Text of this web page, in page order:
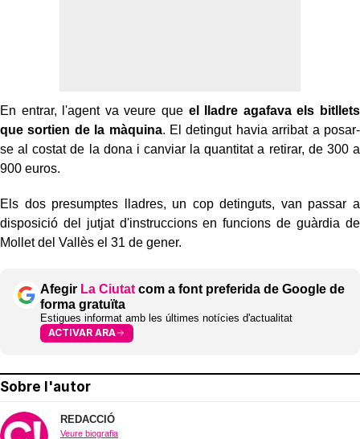
En entrar, l'agent va veure que el lladre agafava els bitllets
que sortien de la màquina. El detingut havia arribat a posar-
se al costat de la dona i canviar la quantitat a retirar, de 300 a
900 euros.
Els dos presumptes lladres, un cop detinguts, van passar a
disposició del jutjat d'instruccions en funcions de guàrdia de
Mollet del Vallès el 31 de gener.
Afegir La Ciutat com a font preferida de Google de
forma gratuïta
Estigues informat amb les últimes notícies d'actualitat
ACTIVAR ARA
Sobre l'autor
REDACCIÓ
Veure biografia